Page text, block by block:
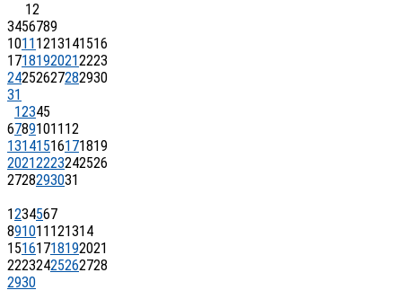
12
3456789
1011 1213141516
17181920212223
24252627282930
31
12345
67891011 12
13141516171819
20212223242526
2728293031
1234567
891011 121314
15161718192021
22232425262728
2930